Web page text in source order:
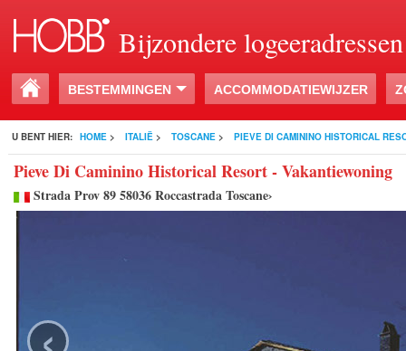
Bijzondere logeeradressen
BESTEMMINGEN ACCOMMODATIEWIJZER
U BENT HIER: HOME > ITALIË > TOSCANE > PIEVE DI CAMININO HISTORICAL
Pieve Di Caminino Historical Resort - Vakantiewoning
Strada Prov 89 58036 Roccastrada Toscane›